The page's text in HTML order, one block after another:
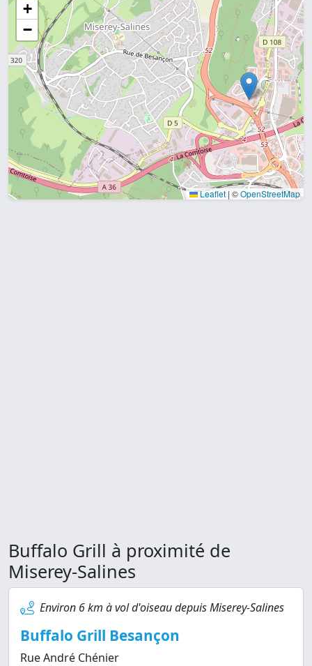
+
−
Leaflet | ©OpenStreetMap
Buffalo Grill à proximité de
Miserey-Salines
Environ 6 km à vol d'oiseau depuis Miserey-Salines
Buffalo Grill Besançon
Rue André Chénier